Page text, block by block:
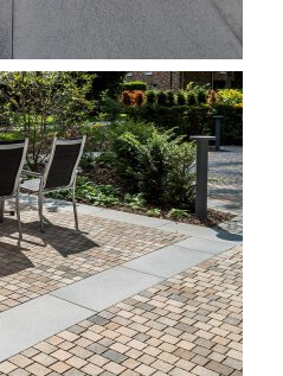
 